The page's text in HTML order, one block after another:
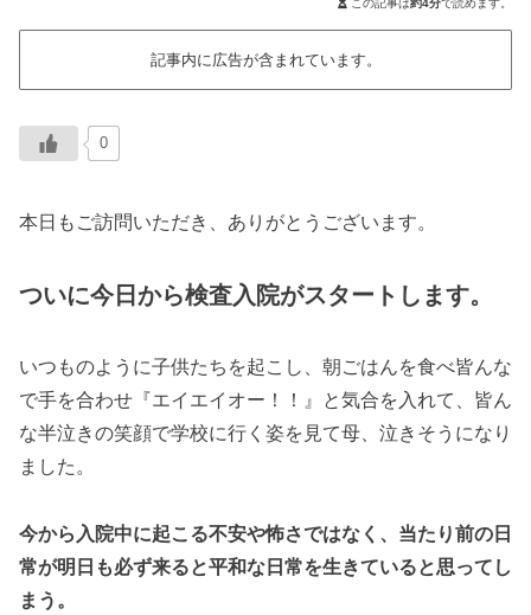
この記事は約4分で読めます。
記事内に広告が含まれています。
0
本日もご訪問いただき、ありがとうございます。
ついに今日から検査入院がスタートします。
いつものように子供たちを起こし、朝ごはんを食べ皆んな
で手を合わせ『エイエイオー！！』と気合を入れて、皆ん
な半泣きの笑顔で学校に行く姿を見て母、泣きそうになり
ました。
今から入院中に起こる不安や怖さではなく、当たり前の日
常が明日も必ず来ると平和な日常を生きていると思ってし
まう。